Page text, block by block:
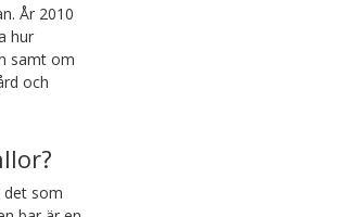
År 2010
hur
samt om
och
det som